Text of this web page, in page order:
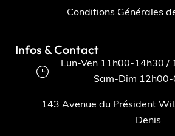
Conditions Générales
Infos & Contact
Lun-Ven 11h00-14h30 /
Sam-Dim
143 Avenue du Président
Denis